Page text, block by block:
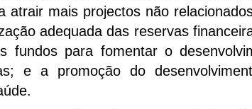
atrair mais projectos não
adequada das reservas
fundos para fomentar o
e a promoção do